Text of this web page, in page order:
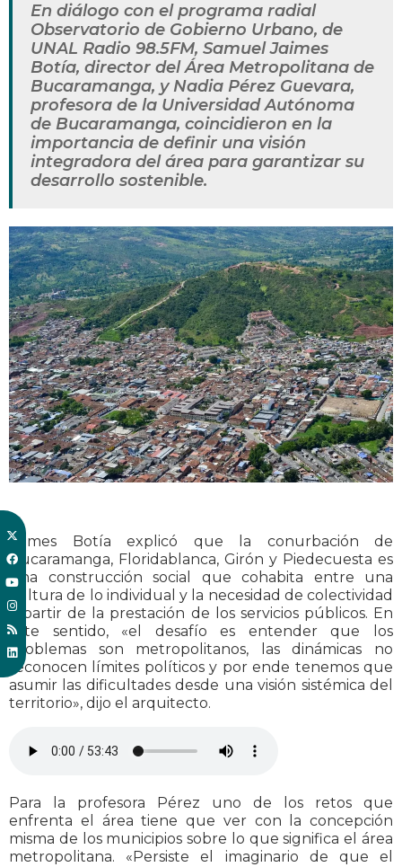
En diálogo con el programa radial
Observatorio de Gobierno Urbano, de
UNAL Radio 98.5FM, Samuel Jaimes
Botía, director del Área Metropolitana de
Bucaramanga, y Nadia Pérez Guevara,
profesora de la Universidad Autónoma
de Bucaramanga, coincidieron en la
importancia de definir una visión
integradora del área para garantizar su
desarrollo sostenible.
Jaimes Botía explicó que la conurbación de
Bucaramanga, Floridablanca, Girón y Piedecuesta es
una construcción social que cohabita entre una
cultura de lo individual y la necesidad de colectividad
a partir de la prestación de los servicios públicos. En
este sentido, «el desafío es entender que los
problemas son metropolitanos, las dinámicas no
reconocen límites políticos y por ende tenemos que
asumir las dificultades desde una visión sistémica del
territorio», dijo el arquitecto.
Para la profesora Pérez uno de los retos que
enfrenta el área tiene que ver con la concepción
misma de los municipios sobre lo que significa el área
metropolitana. «Persiste el imaginario de que el